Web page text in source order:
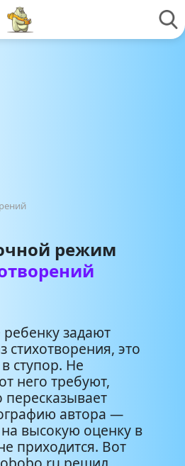
режим
задают
стихотворения, это
ступор. Не
него требуют,
пересказывает
автора —
высокую оценку в
приходится. Вот